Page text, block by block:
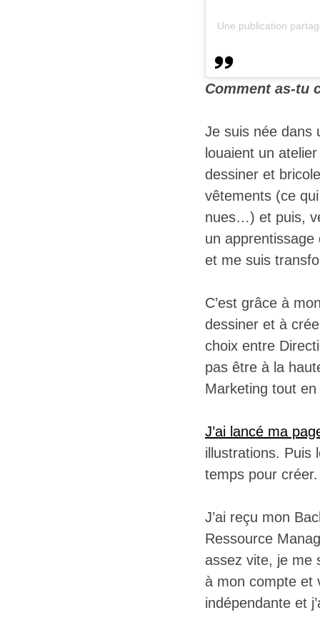
Une publication
Comment as-tu
Je suis née dans
louaient un
dessiner et
vêtements (ce
nues…) et puis,
un apprentissage
et me suis
C’est grâce à
dessiner et à
choix entre
pas être à la
Marketing tout
J’ai lancé ma
illustrations. Puis
temps pour créer.
J’ai reçu mon
Ressource
assez vite, je me
à mon compte et
indépendante et